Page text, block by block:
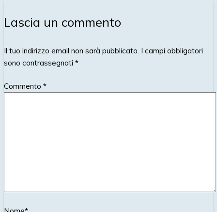
Lascia un commento
Il tuo indirizzo email non sarà pubblicato. I campi obbligatori
sono contrassegnati *
Commento *